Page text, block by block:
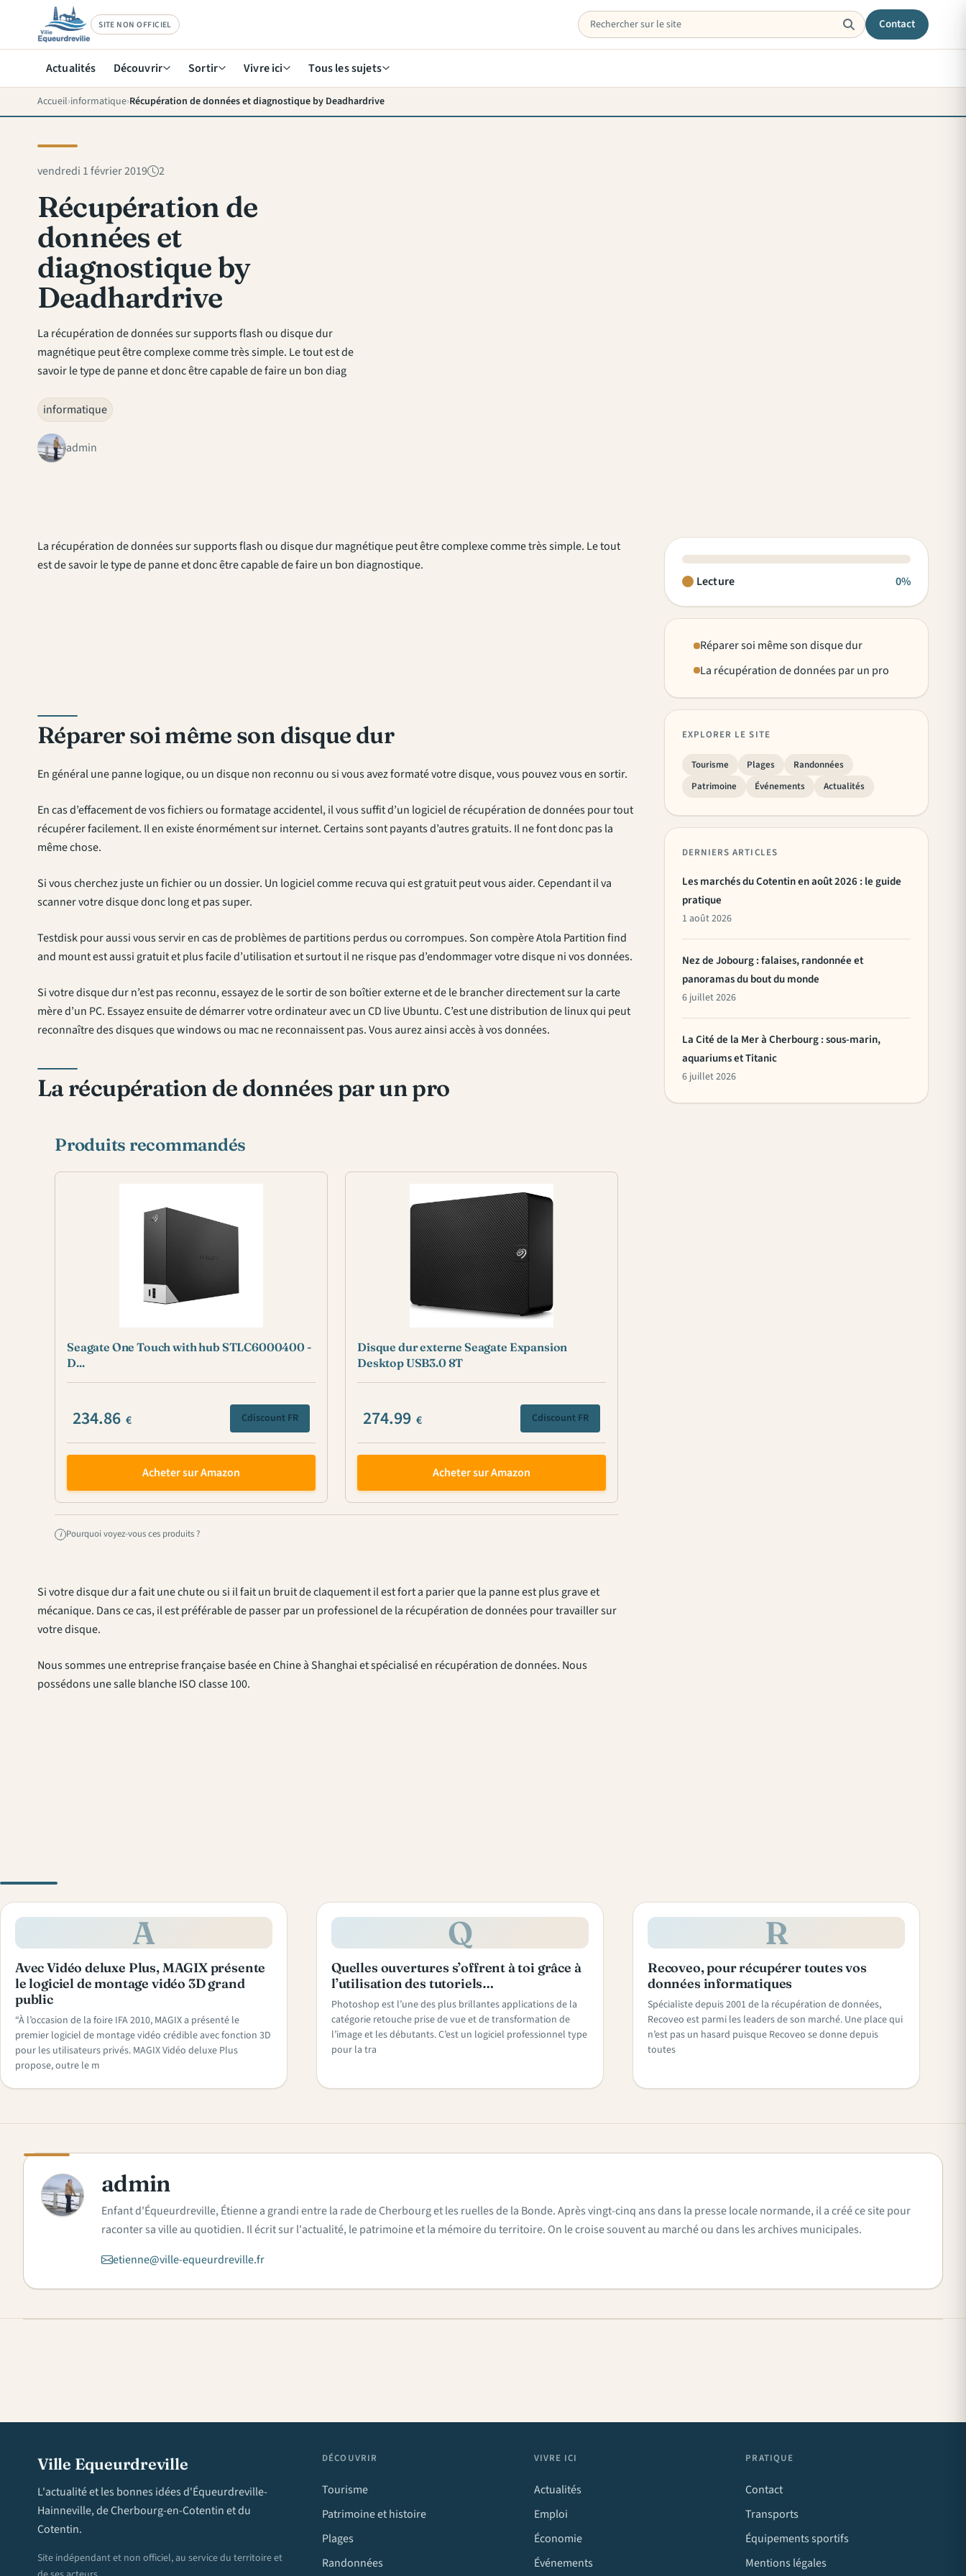
SITE NON OFFICIEL Contact
Actualités Découvrir Sortir Vivre ici Tous les sujets
Accueil informatique Récupération de données et diagnostique by Deadhardrive
vendredi 1 février 2019 2
Récupération de
données et
diagnostique by
Deadhardrive
La récupération de données sur supports flash ou disque dur
magnétique peut être complexe comme très simple. Le tout est de
savoir le type de panne et donc être capable de faire un bon diag
informatique
admin
La récupération de données sur supports flash ou disque dur magnétique peut être complexe comme très simple. Le tout
est de savoir le type de panne et donc être capable de faire un bon diagnostique.
Réparer soi même son disque dur
En général une panne logique, ou un disque non reconnu ou si vous avez formaté votre disque, vous pouvez vous en sortir.
En cas d’effacement de vos fichiers ou formatage accidentel, il vous suffit d’un logiciel de récupération de données pour tout
récupérer facilement. Il en existe énormément sur internet. Certains sont payants d’autres gratuits. Il ne font donc pas la
même chose.
Si vous cherchez juste un fichier ou un dossier. Un logiciel comme recuva qui est gratuit peut vous aider. Cependant il va
scanner votre disque donc long et pas super.
Testdisk pour aussi vous servir en cas de problèmes de partitions perdus ou corrompues. Son compère Atola Partition find
and mount est aussi gratuit et plus facile d’utilisation et surtout il ne risque pas d’endommager votre disque ni vos données.
Si votre disque dur n’est pas reconnu, essayez de le sortir de son boîtier externe et de le brancher directement sur la carte
mère d’un PC. Essayez ensuite de démarrer votre ordinateur avec un CD live Ubuntu. C’est une distribution de linux qui peut
reconnaître des disques que windows ou mac ne reconnaissent pas. Vous aurez ainsi accès à vos données.
La récupération de données par un pro
Produits recommandés
Seagate One Touch with hub STLC6000400 -
D...
234.86 € Cdiscount FR
Acheter sur Amazon
Disque dur externe Seagate Expansion
Desktop USB3.0 8T
274.99 € Cdiscount FR
Acheter sur Amazon
i Pourquoi voyez-vous ces produits ?
Si votre disque dur a fait une chute ou si il fait un bruit de claquement il est fort a parier que la panne est plus grave et
mécanique. Dans ce cas, il est préférable de passer par un professionel de la récupération de données pour travailler sur
votre disque.
Nous sommes une entreprise française basée en Chine à Shanghai et spécialisé en récupération de données. Nous
possédons une salle blanche ISO classe 100.
Lecture 0%
Réparer soi même son disque dur
La récupération de données par un pro
EXPLORER LE SITE
Tourisme Plages
Randonnées
Patrimoine
Événements Actualités
DERNIERS ARTICLES
Les marchés du Cotentin en août 2026 : le guide
pratique
1 août 2026
Nez de Jobourg : falaises, randonnée et
panoramas du bout du monde
6 juillet 2026
La Cité de la Mer à Cherbourg : sous-marin,
aquariums et Titanic
6 juillet 2026
A
Avec Vidéo deluxe Plus, MAGIX présente
le logiciel de montage vidéo 3D grand
public
“À l’occasion de la foire IFA 2010, MAGIX a présenté le
premier logiciel de montage vidéo crédible avec fonction 3D
pour les utilisateurs privés. MAGIX Vidéo deluxe Plus
propose, outre le m
Q
Quelles ouvertures s’offrent à toi grâce à
l’utilisation des tutoriels…
Photoshop est l’une des plus brillantes applications de la
catégorie retouche prise de vue et de transformation de
l’image et les débutants. C’est un logiciel professionnel type
pour la tra
R
Recoveo, pour récupérer toutes vos
données informatiques
Spécialiste depuis 2001 de la récupération de données,
Recoveo est parmi les leaders de son marché. Une place qui
n’est pas un hasard puisque Recoveo se donne depuis
toutes
A admin
Enfant d'Équeurdreville, Étienne a grandi entre la rade de Cherbourg et les ruelles de la Bonde. Après vingt-cinq ans dans la presse locale normande, il a créé ce site pour
raconter sa ville au quotidien. Il écrit sur l'actualité, le patrimoine et la mémoire du territoire. On le croise souvent au marché ou dans les archives municipales.
etienne@ville-equeurdreville.fr
Ville Equeurdreville
L'actualité et les bonnes idées d'Équeurdreville-
Hainneville, de Cherbourg-en-Cotentin et du
Cotentin.
Site indépendant et non officiel, au service du territoire et
DÉCOUVRIR
Tourisme
Patrimoine et histoire
Plages
Randonnées
VIVRE ICI
Actualités
Emploi
Économie
Événements
PRATIQUE
Contact
Transports
Équipements sportifs
Mentions légales